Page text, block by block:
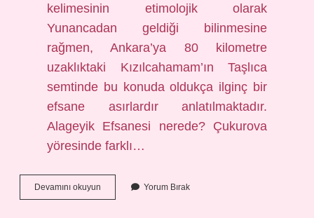
kelimesinin etimolojik olarak
Yunancadan geldiği bilinmesine
rağmen, Ankara’ya 80 kilometre
uzaklıktaki Kızılcahamam’ın Taşlıca
semtinde bu konuda oldukça ilginç bir
efsane asırlardır anlatılmaktadır.
Alageyik Efsanesi nerede? Çukurova
yöresinde farklı…
Devamını okuyun
Kemalin
Yorum Bırak